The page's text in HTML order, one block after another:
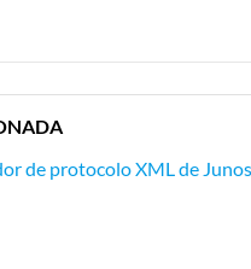
de protocolo XML de Junos